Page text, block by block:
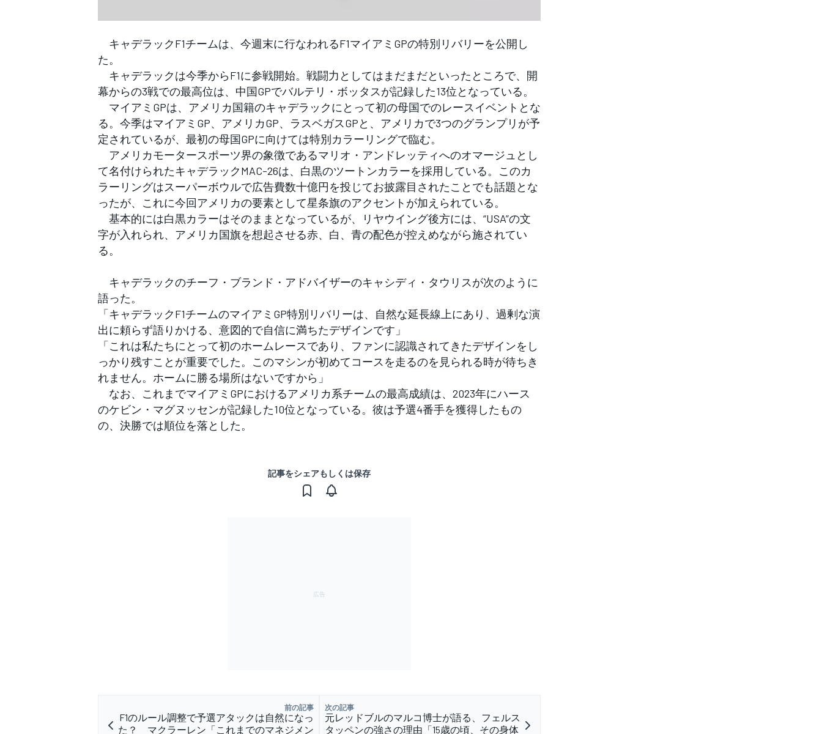
フォーミュラE
キャデラックF1チームは、今週末に行なわれるF1マイアミGPの特別リバリーを公開し
た。
キャデラックは今季からF1に参戦開始。戦闘力としてはまだまだといったところで、開
幕からの3戦での最高位は、中国GPでバルテリ・ボッタスが記録した13位となっている。
マイアミGPは、アメリカ国籍のキャデラックにとって初の母国でのレースイベントとな
る。今季はマイアミGP、アメリカGP、ラスベガスGPと、アメリカで3つのグランプリが予
定されているが、最初の母国GPに向けては特別カラーリングで臨む。
アメリカモータースポーツ界の象徴であるマリオ・アンドレッティへのオマージュとし
て名付けられたキャデラックMAC-26は、白黒のツートンカラーを採用している。このカ
ラーリングはスーパーボウルで広告費数十億円を投じてお披露目されたことでも話題とな
ったが、これに今回アメリカの要素として星条旗のアクセントが加えられている。
基本的には白黒カラーはそのままとなっているが、リヤウイング後方には、“USA”の文
字が入れられ、アメリカ国旗を想起させる赤、白、青の配色が控えめながら施されてい
る。
キャデラックのチーフ・ブランド・アドバイザーのキャシディ・タウリスが次のように
語った。
「キャデラックF1チームのマイアミGP特別リバリーは、自然な延長線上にあり、過剰な演
出に頼らず語りかける、意図的で自信に満ちたデザインです」
「これは私たちにとって初のホームレースであり、ファンに認識されてきたデザインをし
っかり残すことが重要でした。このマシンが初めてコースを走るのを見られる時が待ちき
れません。ホームに勝る場所はないですから」
なお、これまでマイアミGPにおけるアメリカ系チームの最高成績は、2023年にハース
のケビン・マグヌッセンが記録した10位となっている。彼は予選4番手を獲得したもの
の、決勝では順位を落とした。
記事をシェアもしくは保存
前の記事
F1のルール調整で予選アタックは自然になっ
た？ マクラーレン「これまでのマネジメン
次の記事
元レッドブルのマルコ博士が語る、フェルス
タッペンの強さの理由「15歳の頃、その身体